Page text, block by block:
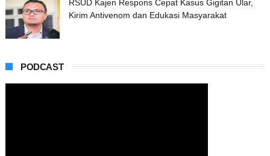
RSUD Kajen Respons Cepat Kasus Gigitan Ular,
Kirim Antivenom dan Edukasi Masyarakat
PODCAST